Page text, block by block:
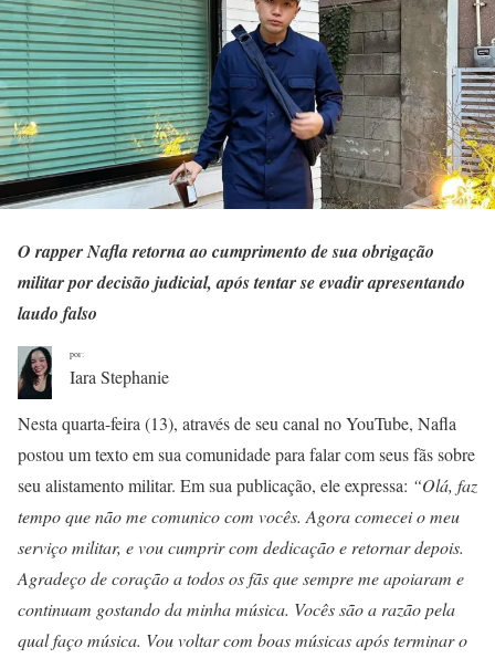
O rapper Nafla retorna ao cumprimento de sua obrigação
militar por decisão judicial, após tentar se evadir apresentando
laudo falso
por:
Iara Stephanie
Nesta quarta-feira (13), através de seu canal no YouTube, Nafla
postou um texto em sua comunidade para falar com seus fãs sobre
seu alistamento militar. Em sua publicação, ele expressa: “Olá, faz
tempo que não me comunico com vocês. Agora comecei o meu
serviço militar, e vou cumprir com dedicação e retornar depois.
Agradeço de coração a todos os fãs que sempre me apoiaram e
continuam gostando da minha música. Vocês são a razão pela
qual faço música. Vou voltar com boas músicas após terminar o